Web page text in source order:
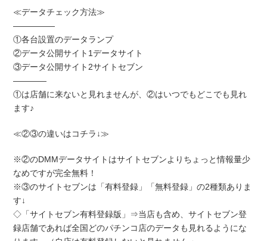
≪データチェック方法≫
―――――
①各台設置のデータランプ
②データ公開サイト1データサイト
③データ公開サイト2サイトセブン
――――
①は店舗に来ないと見れませんが、②はいつでもどこでも見れ
ます♪
≪②③の違いはコチラ↓≫
※②のDMMデータサイトはサイトセブンよりちょっと情報量少
なめですが完全無料！
※③のサイトセブンは「有料登録」「無料登録」の2種類ありま
す↓
◇「サイトセブン有料登録版」⇒当店も含め、サイトセブン登
録店舗であれば全国どのパチンコ店のデータも見れるようにな